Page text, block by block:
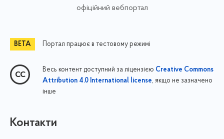
офіційний вебпортал
Портал працює в тестовому режимі
Весь контент доступний за ліцензією Creative Commons
Attribution 4.0 International license, якщо не зазначено
інше
Контакти